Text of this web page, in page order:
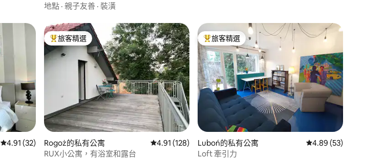
地點 · 親子友善 · 裝潢
從 32 則評價中獲得 4.91 的平均評分（滿分 5 分）
4.91 (32)
旅客精選榜首
旅客精選
Rogoż的私有公寓 從 128 則評價中獲得 4.91 的平均評分（滿分 5 分）
4.91 (128)
RUX小公寓，有浴室和露台
旅客精選榜首
旅客精選
Luboń的私有公寓 從 53 則評價中獲得
4.89 (53)
Loft 牽引力